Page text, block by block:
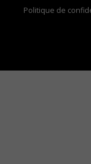
Politique de